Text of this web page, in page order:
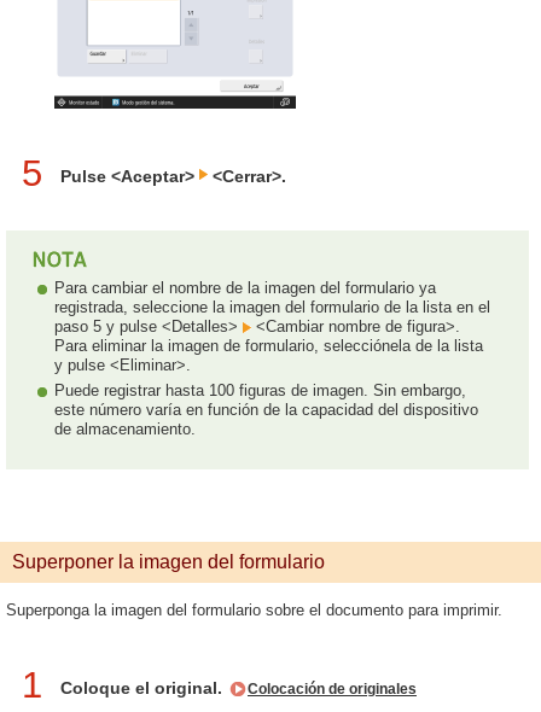
5 Pulse <Aceptar> <Cerrar>.
Para cambiar el nombre de la imagen del formulario ya
registrada, seleccione la imagen del formulario de la lista en el
paso 5 y pulse <Detalles>
<Cambiar nombre de figura>.
Para eliminar la imagen de formulario, selecciónela de la lista
y pulse <Eliminar>.
Puede registrar hasta 100 figuras de imagen. Sin embargo,
este número varía en función de la capacidad del dispositivo
de almacenamiento.
Superponer la imagen del formulario
Superponga la imagen del formulario sobre el documento para imprimir.
1 Coloque el original. Colocación de originales